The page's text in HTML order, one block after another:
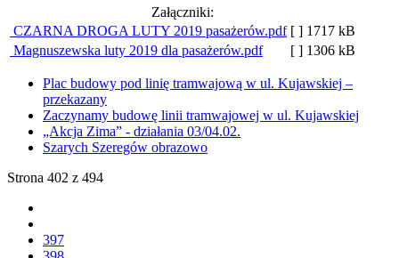
Załączniki:
CZARNA DROGA LUTY 2019 pasażerów.pdf [ ] 1717 kB
Magnuszewska luty 2019 dla pasażerów.pdf
[ ] 1306 kB
Plac budowy pod linię tramwajową w ul. Kujawskiej –
przekazany
Zaczynamy budowę linii tramwajowej w ul. Kujawskiej
„Akcja Zima” - działania 03/04.02.
Szarych Szeregów obrazowo
Strona 402 z 494
397